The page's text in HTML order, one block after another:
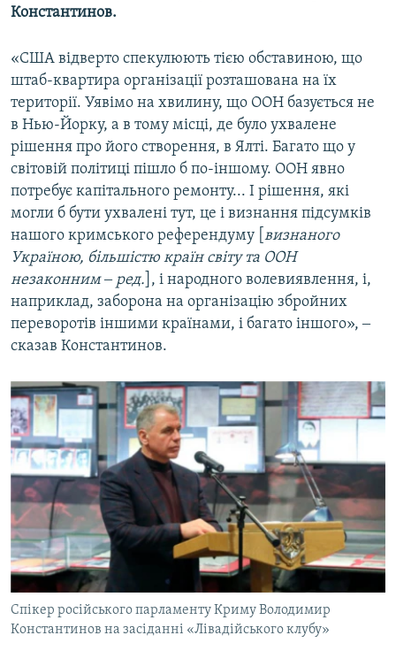
Константинов.
«США відверто спекулюють тією обставиною, що
штаб-квартира організації розташована на їх
території. Уявімо на хвилину, що ООН базується не
в Нью-Йорку, а в тому місці, де було ухвалене
рішення про його створення, в Ялті. Багато що у
світовій політиці пішло б по-іншому. ООН явно
потребує капітального ремонту... І рішення, які
могли б бути ухвалені тут, це і визнання підсумків
нашого кримського референдуму [ визнаного
Україною, більшістю країн світу та ООН
незаконним ‒ ред. ], і народного волевиявлення, і,
наприклад, заборона на організацію збройних
переворотів іншими країнами, і багато іншого», ‒
сказав Константинов.
Спікер російського парламенту Криму Володимир
Константинов на засіданні «Лівадійського клубу»